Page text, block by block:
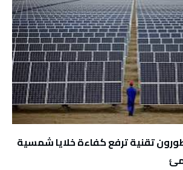
تقنية ترفع كفاءة خلايا شمسية